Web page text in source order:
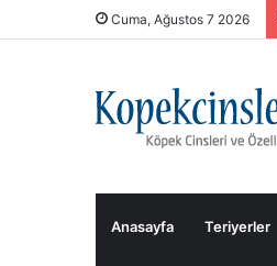
Cuma, Ağustos 7 2026
Anasayfa Teriyerler